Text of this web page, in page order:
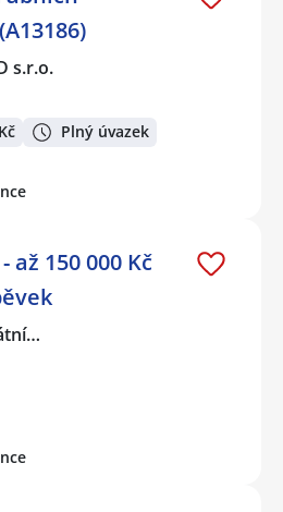
s.r.o.
Plný úvazek
150 000 Kč